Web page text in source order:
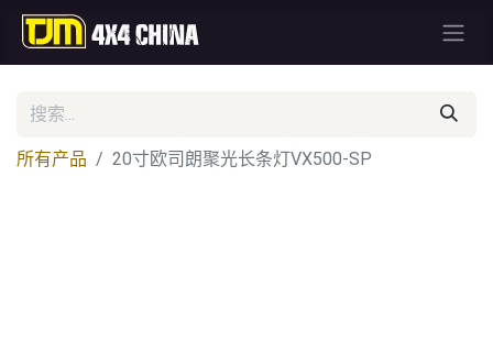
所有产品 20寸欧司朗聚光长条灯VX500-SP